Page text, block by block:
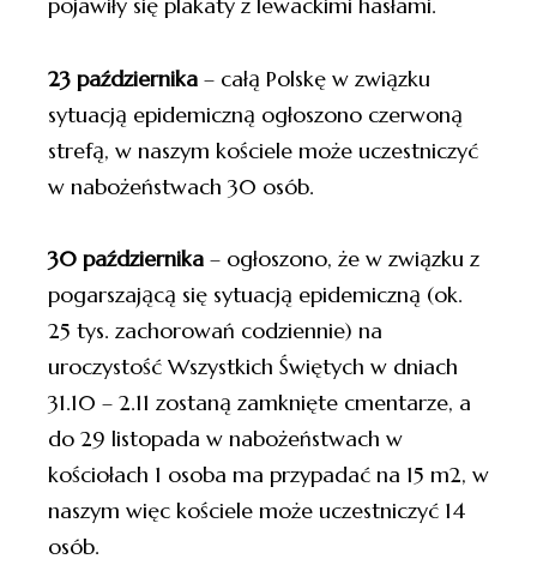
23 października – całą Polskę w związku
sytuacją epidemiczną ogłoszono czerwoną
strefą, w naszym kościele może uczestniczyć
w nabożeństwach 30 osób.
30 października – ogłoszono, że w związku z
pogarszającą się sytuacją epidemiczną (ok.
25 tys. zachorowań codziennie) na
uroczystość Wszystkich Świętych w dniach
31.10 – 2.11 zostaną zamknięte cmentarze, a
do 29 listopada w nabożeństwach w
kościołach 1 osoba ma przypadać na 15 m2, w
naszym więc kościele może uczestniczyć 14
osób.